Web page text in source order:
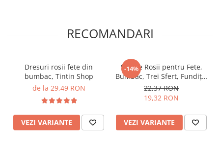
RECOMANDARI
Dresuri rosii fete din
bumbac, Tintin Shop
de la 29,49 RON
VEZI VARIANTE
-14%
Sosete Rosii pentru Fete,
Bumbac, Trei Sfert, Fundița,
TinTin Shop
22,37 RON
19,32 RON
VEZI VARIANTE